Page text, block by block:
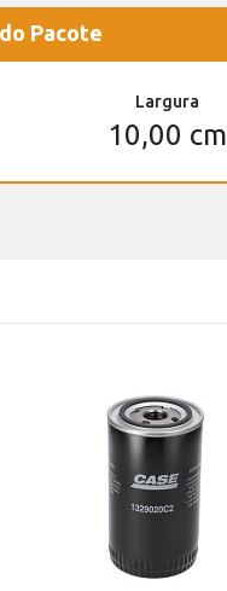
Pacote
Largura
10,00 cm